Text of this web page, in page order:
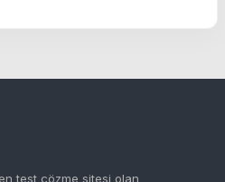
test çözme sitesi olan